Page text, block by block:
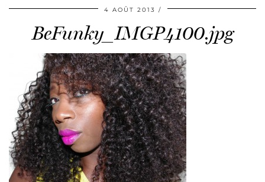
4 AOÛT 2013
BeFunky_IMGP4100.jpg